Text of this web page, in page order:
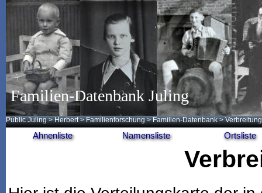
Familien-Datenbank Juling
Public Juling >Herbert >Familienforschung >Familien-Datenbank >
Ahnenliste Namensliste Ortsliste